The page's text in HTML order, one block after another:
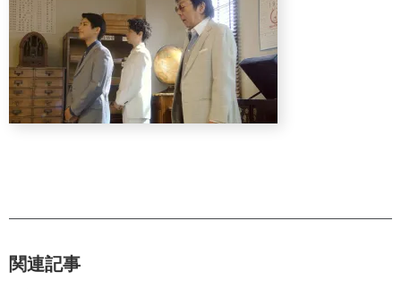
関連記事